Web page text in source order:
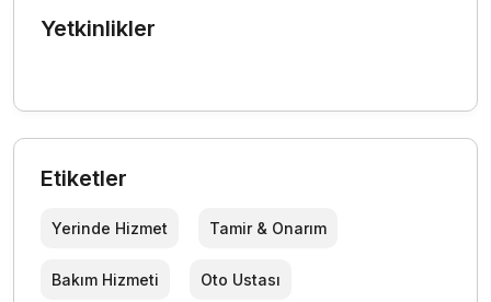
Yetkinlikler
Etiketler
Yerinde Hizmet Tamir & Onarım
Bakım Hizmeti Oto Ustası